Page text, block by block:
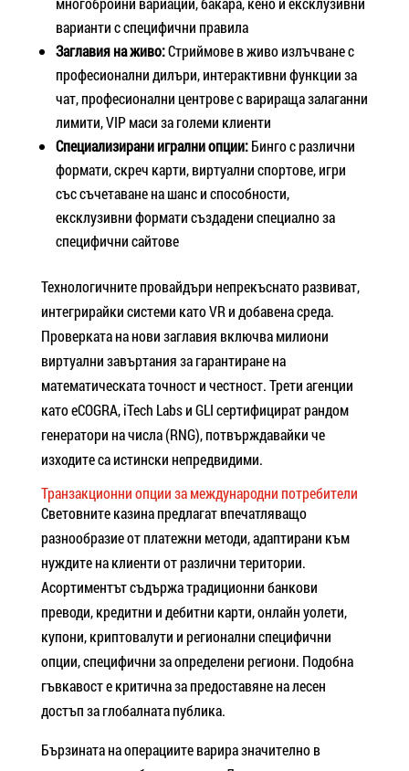
варианти с специфични правила
Заглавия на живо:Стриймове в живо излъчване с
професионални дилъри, интерактивни функции за
чат, професионални центрове с варираща залаганни
лимити, VIP маси за големи клиенти
Специализирани игрални опции:Бинго с различни
формати, скреч карти, виртуални спортове, игри
със съчетаване на шанс и способности,
ексклузивни формати създадени специално за
специфични сайтове
Технологичните провайдъри непрекъснато развиват,
интегрирайки системи като VR и добавена среда.
Проверката на нови заглавия включва милиони
виртуални завъртания за гарантиране на
математическата точност и честност. Трети агенции
като eCOGRA, iTech Labs и GLI сертифицират рандом
генератори на числа (RNG), потвърждавайки че
изходите са истински непредвидими.
Транзакционни опции за международни потребители
Световните казина предлагат впечатляващо
разнообразие от платежни методи, адаптирани към
нуждите на клиенти от различни територии.
Асортиментът съдържа традиционни банкови
преводи, кредитни и дебитни карти, онлайн уолети,
купони, криптовалути и регионални специфични
опции, специфични за определени региони. Подобна
гъвкавост е критична за предоставяне на лесен
достъп за глобалната публика.
Бързината на операциите варира значително в